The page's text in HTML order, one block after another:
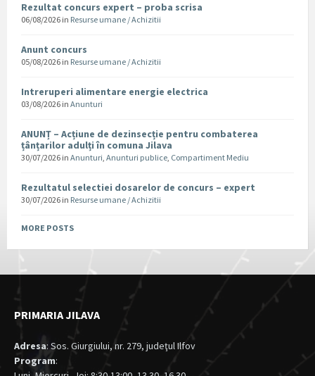
Rezultat concurs expert – proba scrisa
06/08/2026 in Resurse umane / Achizitii
Anunt concurs
05/08/2026 in Resurse umane / Achizitii
Intreruperi alimentare energie electrica
03/08/2026 in Anunturi
ANUNȚ – Acțiune de dezinsecție pentru combaterea
țânțarilor adulți în comuna Jilava
30/07/2026 in Anunturi, Anunturi publice, Compartiment Mediu
Rezultatul selectiei dosarelor de concurs – expert
30/07/2026 in Resurse umane / Achizitii
MORE POSTS
PRIMARIA JILAVA
Adresa: Sos. Giurgiului, nr. 279, judeţul Ilfov
Program: